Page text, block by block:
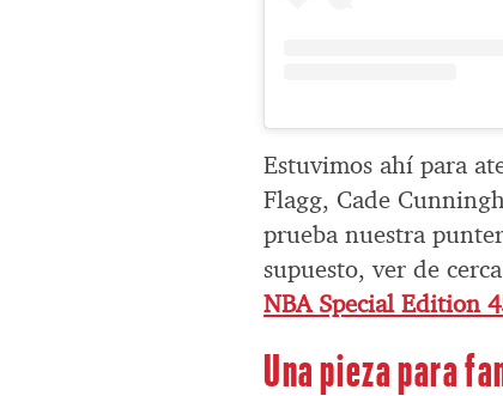
Estuvimos ahí para
Flagg, Cade
prueba nuestra
supuesto, ver de
NBA Special Edition
Una pieza para